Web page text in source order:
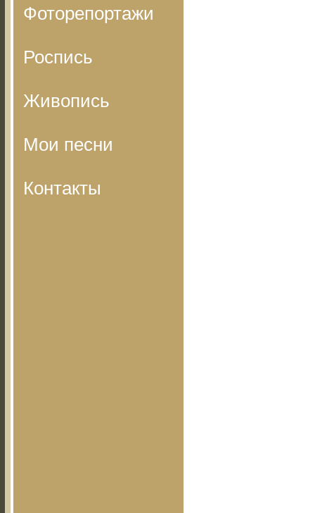
Фоторепортажи
Роспись
Живопись
Мои песни
Контакты